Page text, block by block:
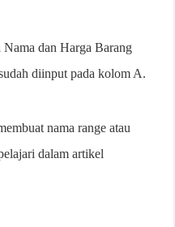
Nama dan Harga Barang
diinput pada kolom A.
nama range atau
dalam artikel